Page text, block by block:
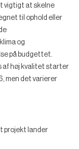
vigtigt at skelne
til ophold eller
og
på budgettet.
af høj kvalitet starter
men det varierer
projekt lander